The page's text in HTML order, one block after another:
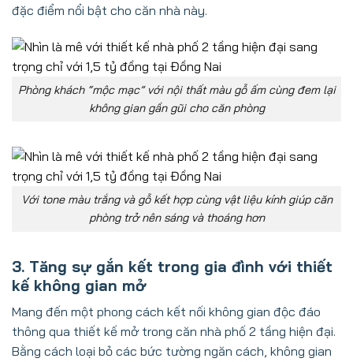
đặc điểm nổi bật cho căn nhà này.
Phòng khách “mộc mạc” với nội thất màu gỗ ấm cùng đem lại
không gian gần gũi cho căn phòng
Với tone màu trắng và gỗ kết hợp cùng vật liệu kính giúp căn
phòng trở nên sáng và thoáng hơn
3. Tăng sự gắn kết trong gia đình với thiết
kế không gian mở
Mang đến một phong cách kết nối không gian độc đáo
thông qua thiết kế mở trong căn nhà phố 2 tầng hiện đại.
Bằng cách loại bỏ các bức tường ngăn cách, không gian